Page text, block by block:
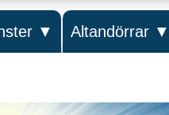
▼ Altandörrar ▼